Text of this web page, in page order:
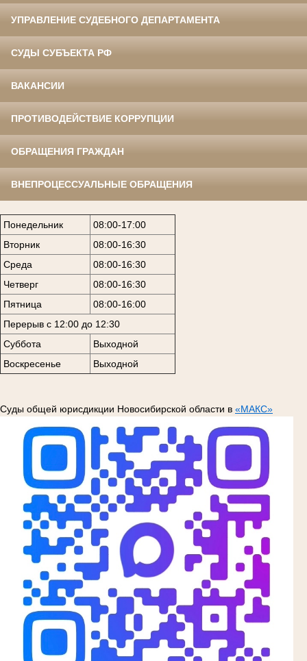
УПРАВЛЕНИЕ СУДЕБНОГО ДЕПАРТАМЕНТА
СУДЫ СУБЪЕКТА РФ
ВАКАНСИИ
ПРОТИВОДЕЙСТВИЕ КОРРУПЦИИ
ОБРАЩЕНИЯ ГРАЖДАН
ВНЕПРОЦЕССУАЛЬНЫЕ ОБРАЩЕНИЯ
Понедельник
08:00-17:00
Вторник
08:00-16:30
Среда
08:00-16:30
Четверг
08:00-16:30
Пятница
08:00-16:00
Перерыв с 12:00 до 12:30
Суббота
Выходной
Воскресенье
Выходной
Суды общей юрисдикции Новосибирской области в «МАКС»